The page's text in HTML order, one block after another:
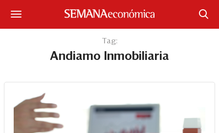
Iniciar sesión
Portada
¿Qué está pasando?
Sectores y Empresas
Tag:
Andiamo Inmobiliaria